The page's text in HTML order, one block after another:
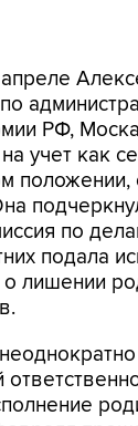
РФ,
учет как
по
подала
лишении
с апреля